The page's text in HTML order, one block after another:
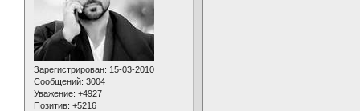
Зарегистрирован: 15-03-2010
Сообщений: 3004
Уважение: +4927
Позитив: +5216